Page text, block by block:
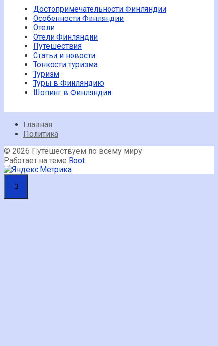
Достопримечательности Финляндии
Особенности Финляндии
Отели
Отели Финляндии
Путешествия
Статьи и новости
Тонкости туризма
Туризм
Туры в Финляндию
Шопинг в Финляндии
Главная
Политика
© 2026 Путешествуем по всему миру
Работает на теме Root